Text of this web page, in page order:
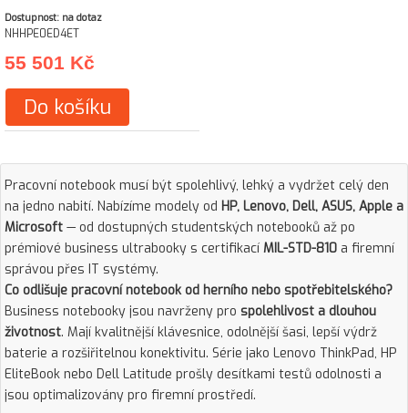
Dostupnost: na dotaz
NHHPE0ED4ET
55 501 Kč
Do košíku
Pracovní notebook musí být spolehlivý, lehký a vydržet celý den
na jedno nabití. Nabízíme modely od HP, Lenovo, Dell, ASUS, Apple a
Microsoft — od dostupných studentských notebooků až po
prémiové business ultrabooky s certifikací MIL-STD-810 a firemní
správou přes IT systémy.
Co odlišuje pracovní notebook od herního nebo spotřebitelského?
Business notebooky jsou navrženy pro spolehlivost a dlouhou
životnost. Mají kvalitnější klávesnice, odolnější šasi, lepší výdrž
baterie a rozšiřitelnou konektivitu. Série jako Lenovo ThinkPad, HP
EliteBook nebo Dell Latitude prošly desítkami testů odolnosti a
jsou optimalizovány pro firemní prostředí.